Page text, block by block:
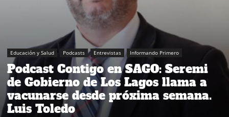
Educación y Salud Podcasts Entrevistas Informando Primero
Podcast Contigo en SAGO: Seremi
de Gobierno de Los Lagos llama a
vacunarse desde próxima semana.
Luis Toledo